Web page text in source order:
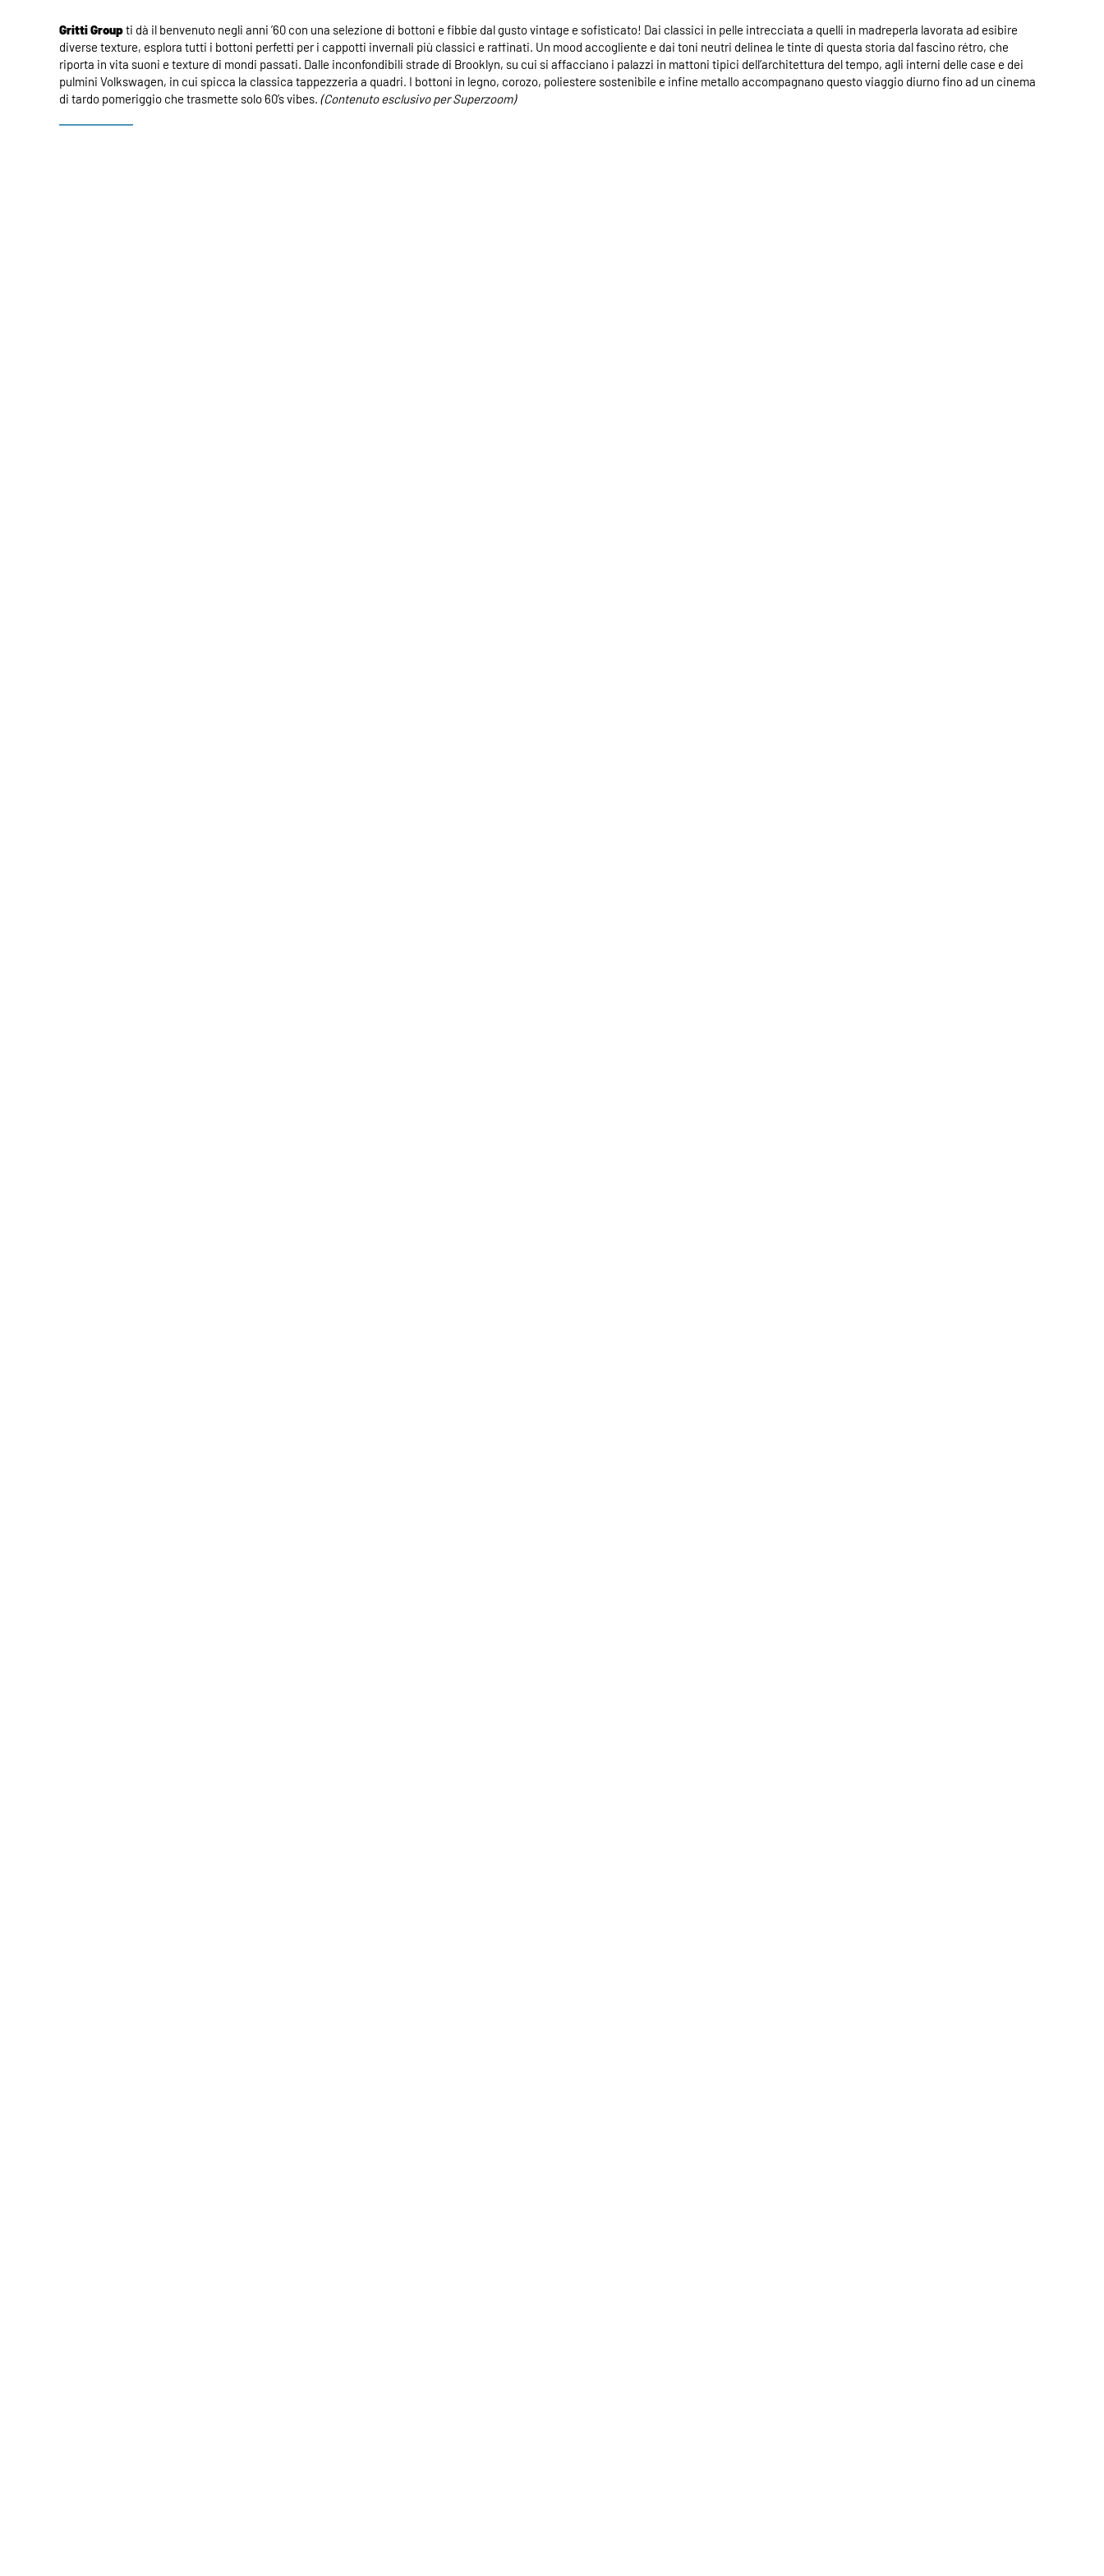
Gritti Groupti dà il benvenuto negli anni ’60 con una selezione di bottoni e fibbie dal gusto vintage e sofisticato! Dai classici in pelle intrecciata a quelli in madreperla lavorata ad esibire
diverse texture, esplora tutti i bottoni perfetti per i cappotti invernali più classici e raffinati. Un mood accogliente e dai toni neutri delinea le tinte di questa storia dal fascino rétro, che
riporta in vita suoni e texture di mondi passati. Dalle inconfondibili strade di Brooklyn, su cui si affacciano i palazzi in mattoni tipici dell’architettura del tempo, agli interni delle case e dei
pulmini Volkswagen, in cui spicca la classica tappezzeria a quadri. I bottoni in legno, corozo, poliestere sostenibile e infine metallo accompagnano questo viaggio diurno fino ad un cinema
di tardo pomeriggio che trasmette solo 60’s vibes. (Contenuto esclusivo per Superzoom)